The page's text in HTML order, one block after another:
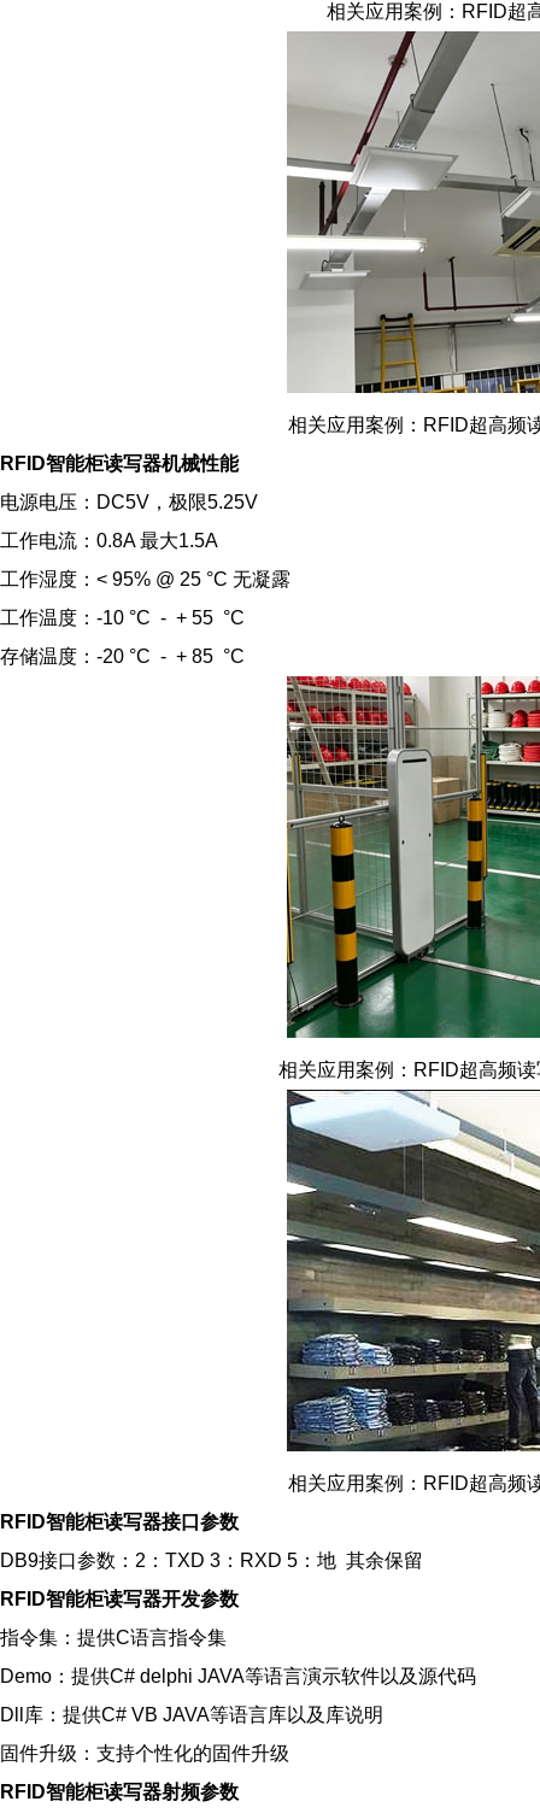
相关应用案例：RFID超
相关应用案例：RFID超高频
RFID智能柜读写器机械性能
电源电压：DC5V，极限5.25V
工作电流：0.8A 最大1.5A
工作湿度：< 95% @ 25 °C 无凝露
工作温度：-10 °C - + 55 °C
存储温度：-20 °C - + 85 °C
相关应用案例：RFID超高频
相关应用案例：RFID超高频
RFID智能柜读写器接口参数
DB9接口参数：2：TXD 3：RXD 5：地 其余保留
RFID智能柜读写器开发参数
指令集：提供C语言指令集
Demo：提供C# delphi JAVA等语言演示软件以及源代码
Dll库：提供C# VB JAVA等语言库以及库说明
固件升级：支持个性化的固件升级
RFID智能柜读写器射频参数